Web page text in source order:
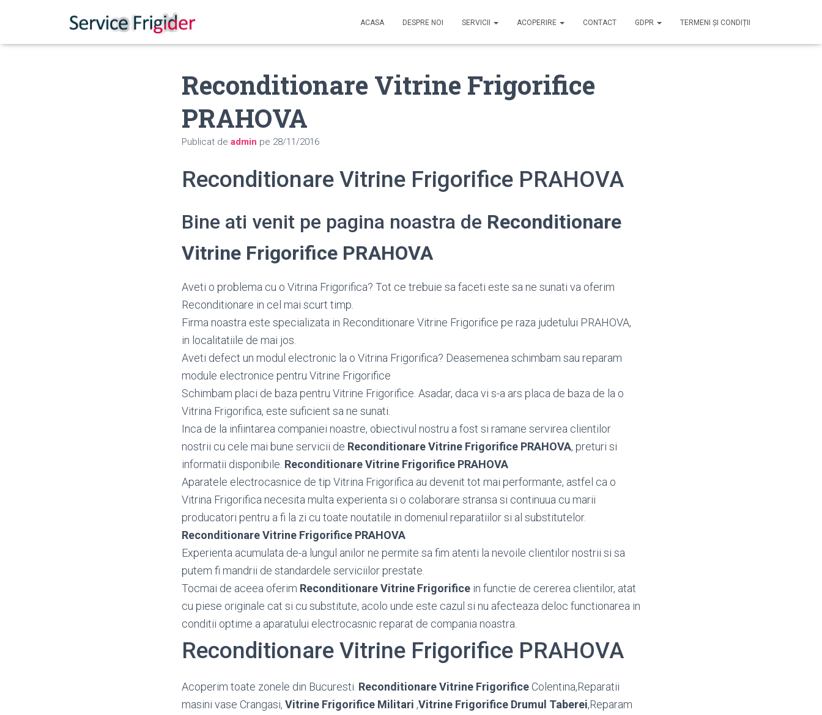
ACASA DESPRE NOI SERVICII ACOPERIRE CONTACT GDPR TERMENI ȘI CONDIȚII
Reconditionare Vitrine Frigorifice
PRAHOVA
Publicat de admin pe 28/11/2016
Reconditionare Vitrine Frigorifice PRAHOVA
Bine ati venit pe pagina noastra de Reconditionare
Vitrine Frigorifice PRAHOVA
Aveti o problema cu o Vitrina Frigorifica? Tot ce trebuie sa faceti este sa ne sunati va oferim
Reconditionare in cel mai scurt timp.
Firma noastra este specializata in Reconditionare Vitrine Frigorifice pe raza judetului PRAHOVA,
in localitatiile de mai jos.
Aveti defect un modul electronic la o Vitrina Frigorifica? Deasemenea schimbam sau reparam
module electronice pentru Vitrine Frigorifice
Schimbam placi de baza pentru Vitrine Frigorifice. Asadar, daca vi s-a ars placa de baza de la o
Vitrina Frigorifica, este suficient sa ne sunati.
Inca de la infiintarea companiei noastre, obiectivul nostru a fost si ramane servirea clientilor
nostrii cu cele mai bune servicii de Reconditionare Vitrine Frigorifice PRAHOVA, preturi si
informatii disponibile. Reconditionare Vitrine Frigorifice PRAHOVA
Aparatele electrocasnice de tip Vitrina Frigorifica au devenit tot mai performante, astfel ca o
Vitrina Frigorifica necesita multa experienta si o colaborare stransa si continuua cu marii
producatori pentru a fi la zi cu toate noutatile in domeniul reparatiilor si al substitutelor.
Reconditionare Vitrine Frigorifice PRAHOVA
Experienta acumulata de-a lungul anilor ne permite sa fim atenti la nevoile clientilor nostrii si sa
putem fi mandrii de standardele serviciilor prestate.
Tocmai de aceea oferim Reconditionare Vitrine Frigorifice in functie de cererea clientilor, atat
cu piese originale cat si cu substitute, acolo unde este cazul si nu afecteaza deloc functionarea in
conditii optime a aparatului electrocasnic reparat de compania noastra.
Reconditionare Vitrine Frigorifice PRAHOVA
Acoperim toate zonele din Bucuresti. Reconditionare Vitrine Frigorifice Colentina,Reparatii
masini vase Crangasi, Vitrine Frigorifice Militari ,Vitrine Frigorifice Drumul Taberei,Reparam